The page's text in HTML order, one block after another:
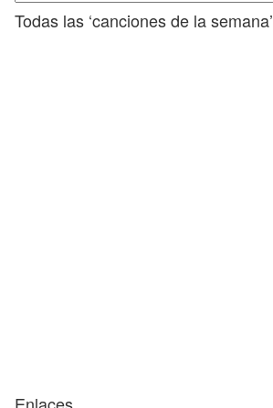
Todas las ‘canciones de la semana’